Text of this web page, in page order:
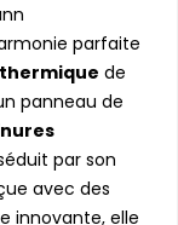
parfaite
de
panneau de
par son
avec des
innovante, elle